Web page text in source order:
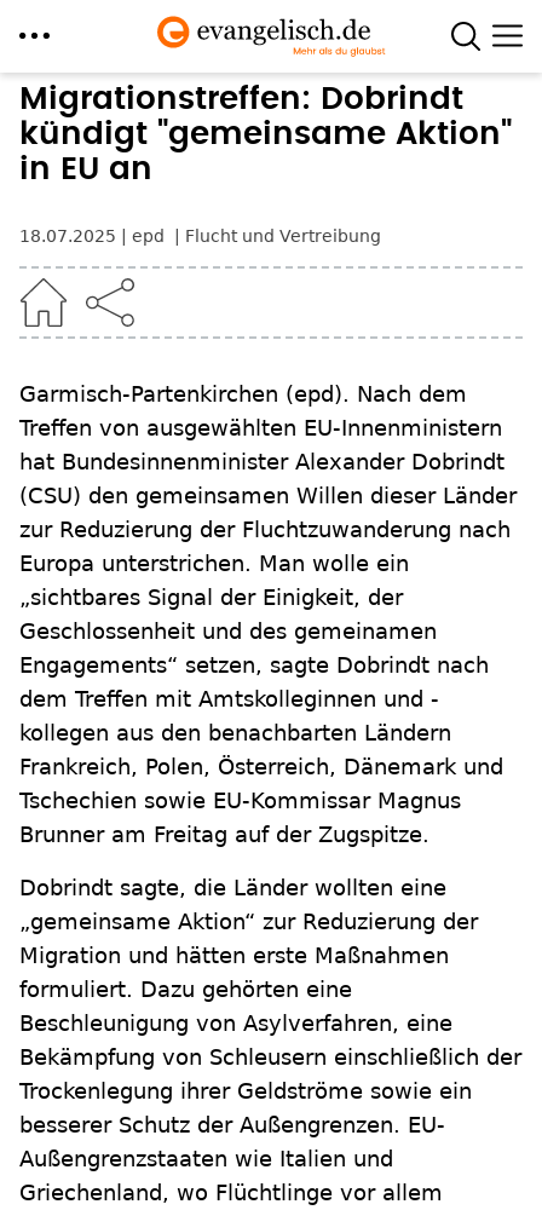
Direkt
zum
Inhalt
Migrationstreffen: Dobrindt
kündigt "gemeinsame Aktion"
in EU an
18.07.2025 epd Flucht und Vertreibung
Garmisch-Partenkirchen (epd). Nach dem
Treffen von ausgewählten EU-Innenministern
hat Bundesinnenminister Alexander Dobrindt
(CSU) den gemeinsamen Willen dieser Länder
zur Reduzierung der Fluchtzuwanderung nach
Europa unterstrichen. Man wolle ein
„sichtbares Signal der Einigkeit, der
Geschlossenheit und des gemeinamen
Engagements“ setzen, sagte Dobrindt nach
dem Treffen mit Amtskolleginnen und -
kollegen aus den benachbarten Ländern
Frankreich, Polen, Österreich, Dänemark und
Tschechien sowie EU-Kommissar Magnus
Brunner am Freitag auf der Zugspitze.
Dobrindt sagte, die Länder wollten eine
„gemeinsame Aktion“ zur Reduzierung der
Migration und hätten erste Maßnahmen
formuliert. Dazu gehörten eine
Beschleunigung von Asylverfahren, eine
Bekämpfung von Schleusern einschließlich der
Trockenlegung ihrer Geldströme sowie ein
besserer Schutz der Außengrenzen. EU-
Außengrenzstaaten wie Italien und
Griechenland, wo Flüchtlinge vor allem